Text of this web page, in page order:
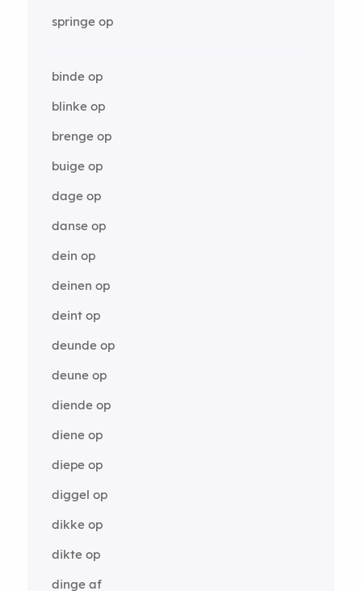
springe op
binde op
blinke op
brenge op
buige op
dage op
danse op
dein op
deinen op
deint op
deunde op
deune op
diende op
diene op
diepe op
diggel op
dikke op
dikte op
dinge af